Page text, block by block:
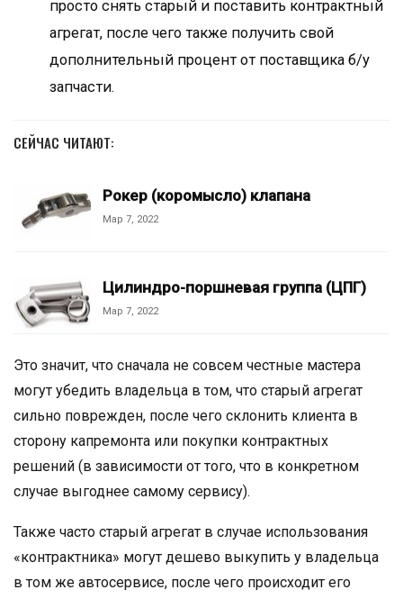
просто снять старый и поставить контрактный
агрегат, после чего также получить свой
дополнительный процент от поставщика б/у
запчасти.
СЕЙЧАС ЧИТАЮТ:
Рокер (коромысло) клапана
Мар 7, 2022
Цилиндро-поршневая группа (ЦПГ)
Мар 7, 2022
Это значит, что сначала не совсем честные мастера
могут убедить владельца в том, что старый агрегат
сильно поврежден, после чего склонить клиента в
сторону капремонта или покупки контрактных
решений (в зависимости от того, что в конкретном
случае выгоднее самому сервису).
Также часто старый агрегат в случае использования
«контрактника» могут дешево выкупить у владельца
в том же автосервисе, после чего происходит его